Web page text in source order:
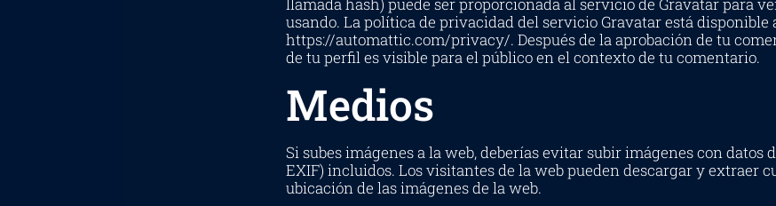
usando. La política de privacidad del servicio Gravatar está disponible
https://automattic.com/privacy/. Después de la aprobación de tu
de tu perfil es visible para el público en el contexto de tu comentario.
Medios
Si subes imágenes a la web, deberías evitar subir imágenes con datos
EXIF) incluidos. Los visitantes de la web pueden descargar y extraer
ubicación de las imágenes de la web.